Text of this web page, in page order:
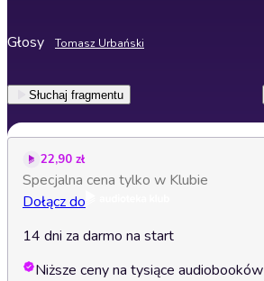
Głosy Tomasz Urbański
Słuchaj fragmentu
22,90 zł
Specjalna cena tylko w Klubie
Dołącz do
14 dni za darmo na start
Niższe ceny na tysiące audiobooków